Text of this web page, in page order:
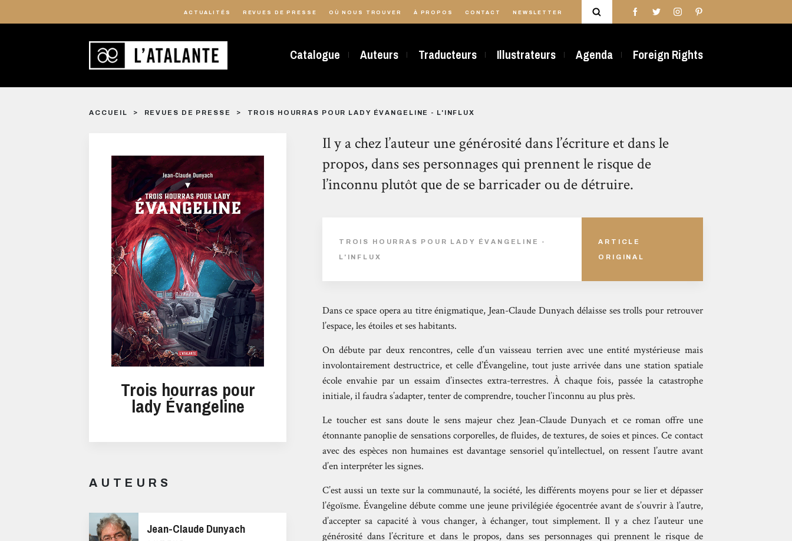
ACTUALITÉS REVUES DE PRESSE OÙ NOUS TROUVER À PROPOS CONTACT NEWSLETTER
Catalogue Auteurs Traducteurs Illustrateurs Agenda Foreign Rights
ACCUEIL REVUES DE PRESSE TROIS HOURRAS POUR LADY ÉVANGELINE - L'INFLUX
Trois hourras pour
lady Évangeline
AUTEURS
Jean-Claude Dunyach
Il y a chez l’auteur une générosité dans l’écriture et dans le
propos, dans ses personnages qui prennent le risque de
l’inconnu plutôt que de se barricader ou de détruire.
TROIS HOURRAS POUR LADY ÉVANGELINE -
L'INFLUX
ARTICLE
ORIGINAL
Dans ce space opera au titre énigmatique, Jean-Claude Dunyach délaisse ses trolls pour retrouver
l’espace, les étoiles et ses habitants.
On débute par deux rencontres, celle d’un vaisseau terrien avec une entité mystérieuse mais
involontairement destructrice, et celle d’Évangeline, tout juste arrivée dans une station spatiale
école envahie par un essaim d’insectes extra-terrestres. À chaque fois, passée la catastrophe
initiale, il faudra s’adapter, tenter de comprendre, toucher l’inconnu au plus près.
Le toucher est sans doute le sens majeur chez Jean-Claude Dunyach et ce roman offre une
étonnante panoplie de sensations corporelles, de fluides, de textures, de soies et pinces. Ce contact
avec des espèces non humaines est davantage sensoriel qu’intellectuel, on ressent l’autre avant
d’en interpréter les signes.
C’est aussi un texte sur la communauté, la société, les différents moyens pour se lier et dépasser
l’égoïsme. Évangeline débute comme une jeune privilégiée égocentrée avant de s’ouvrir à l’autre,
d’accepter sa capacité à vous changer, à échanger, tout simplement. Il y a chez l’auteur une
générosité dans l’écriture et dans le propos, dans ses personnages qui prennent le risque de